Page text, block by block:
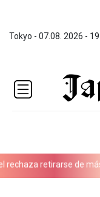
Tokyo - 07.08. 2026 -
retirarse de más